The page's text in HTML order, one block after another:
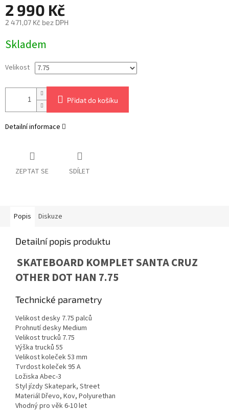
2 990 Kč
2 471,07 Kč bez DPH
cena:
Skladem
Velikost
Přidat do košíku
Detailní informace
ZEPTAT SE SDÍLET
Popis Diskuze
Detailní popis produktu
SKATEBOARD KOMPLET SANTA CRUZ
OTHER DOT HAN 7.75
Technické parametry
Velikost desky 7.75 palců
Prohnutí desky Medium
Velikost trucků 7.75
Výška trucků 55
Velikost koleček 53 mm
Tvrdost koleček 95 A
Ložiska Abec-3
Styl jízdy Skatepark, Street
Materiál Dřevo, Kov, Polyurethan
Vhodný pro věk 6-10 let